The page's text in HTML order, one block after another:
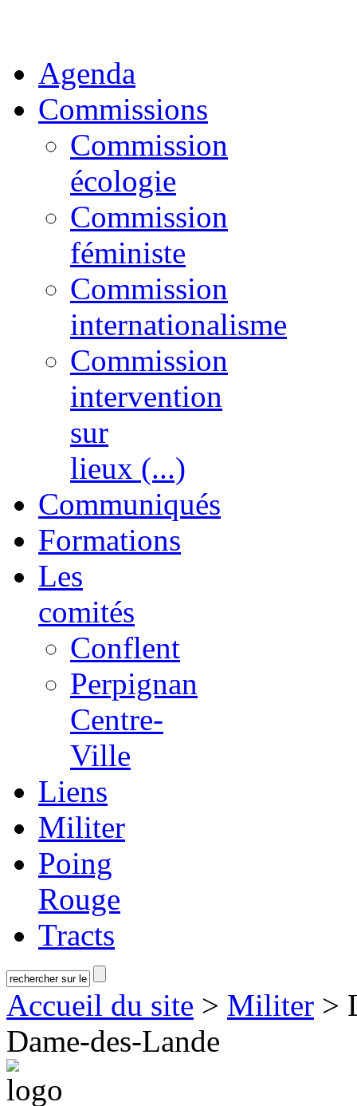
Agenda
Commissions
Commission
écologie
Commission
féministe
Commission
internationalisme
Commission
intervention
sur
lieux (...)
Communiqués
Formations
Les
comités
Conflent
Perpignan
Centre-
Ville
Liens
Militer
Poing
Rouge
Tracts
Accueil du site > Militer >
Dame-des-Lande